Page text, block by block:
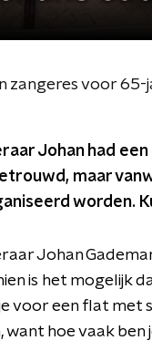
zangeres voor
Johan had
maar
worden.
Johan
is het mogelijk
voor een flat met
want hoe vaak